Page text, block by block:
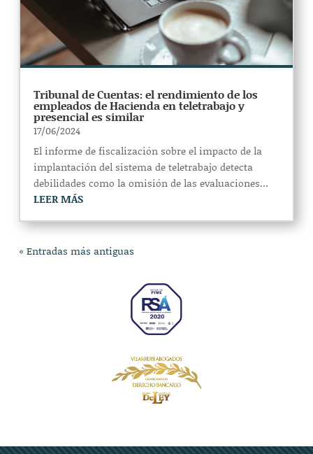
Tribunal de Cuentas: el rendimiento de los
empleados de Hacienda en teletrabajo y
presencial es similar
17/06/2024
El informe de fiscalización sobre el impacto de la
implantación del sistema de teletrabajo detecta
debilidades como la omisión de las evaluaciones...
LEER MÁS
« Entradas más antiguas